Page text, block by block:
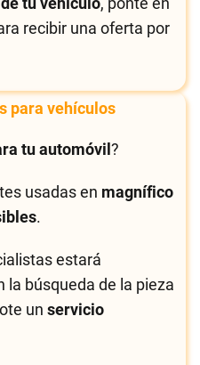
recibir una oferta por
para vehículos
tu automóvil?
usadas en magnífico
.
estará
la búsqueda de la pieza
unservicio